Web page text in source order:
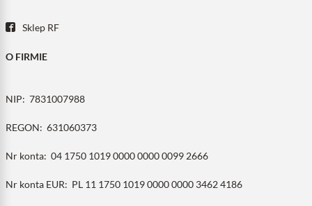
Sklep RF
O FIRMIE
NIP: 7831007988
REGON: 631060373
Nr konta: 04 1750 1019 0000 0000 0099 2666
Nr konta EUR: PL 11 1750 1019 0000 0000 3462 4186